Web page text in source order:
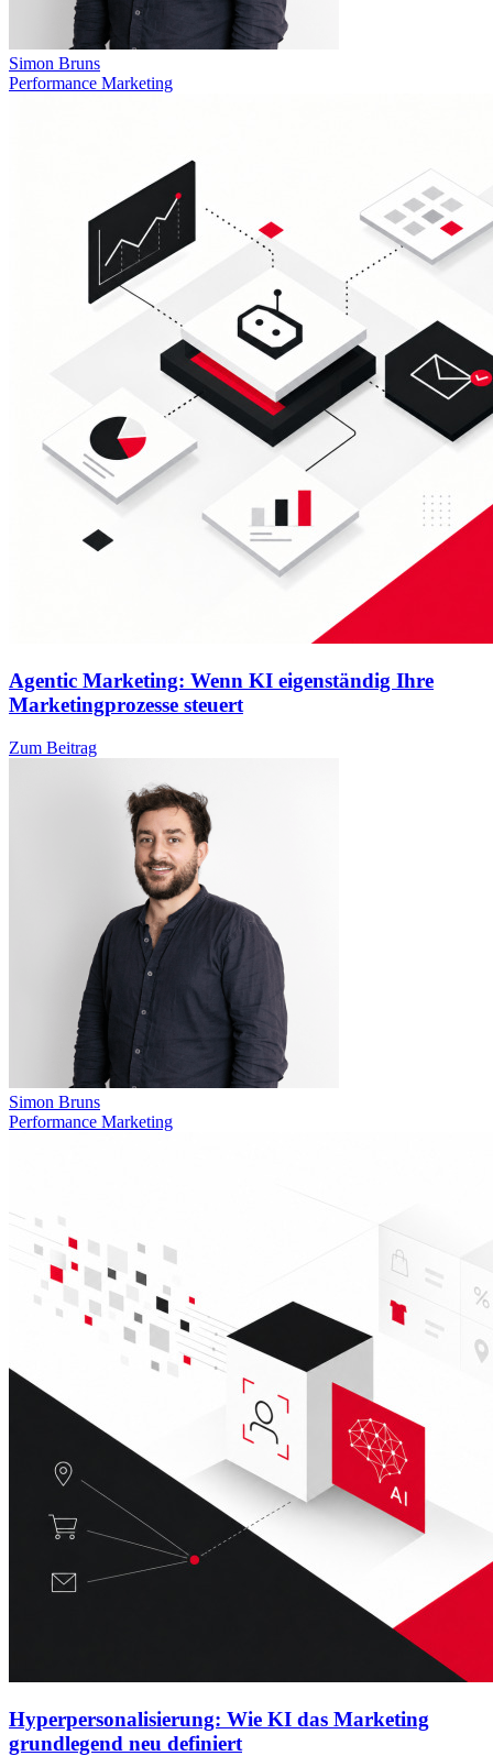
Simon Bruns
Performance Marketing
Agentic Marketing: Wenn KI eigenständig Ihre
Marketingprozesse steuert
Zum Beitrag
Simon Bruns
Performance Marketing
Hyperpersonalisierung: Wie KI das Marketing
grundlegend neu definiert